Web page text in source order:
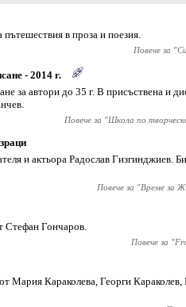
пътешествия в проза и поезия.
Повече за "
- 2014 г.
за автори до 35 г. В присъствена и
Повече за "Школа по
и актьора Радослав Гизгинджиев‎.
Повече за "Време за
Стефан Гончаров.
Повече за "
Мария Караколева, Георги Караколев,